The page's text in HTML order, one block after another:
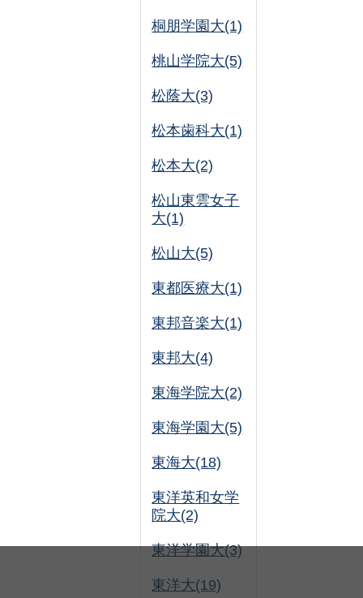
桐朋学園大(1)
桃山学院大(5)
松蔭大(3)
松本歯科大(1)
松本大(2)
松山東雲女子
大(1)
松山大(5)
東都医療大(1)
東邦音楽大(1)
東邦大(4)
東海学院大(2)
東海学園大(5)
東海大(18)
東洋英和女学
院大(2)
東洋学園大(3)
東洋大(19)